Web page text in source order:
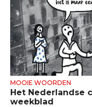
MOOIE WOORDEN
Het Nederlandse
weekblad